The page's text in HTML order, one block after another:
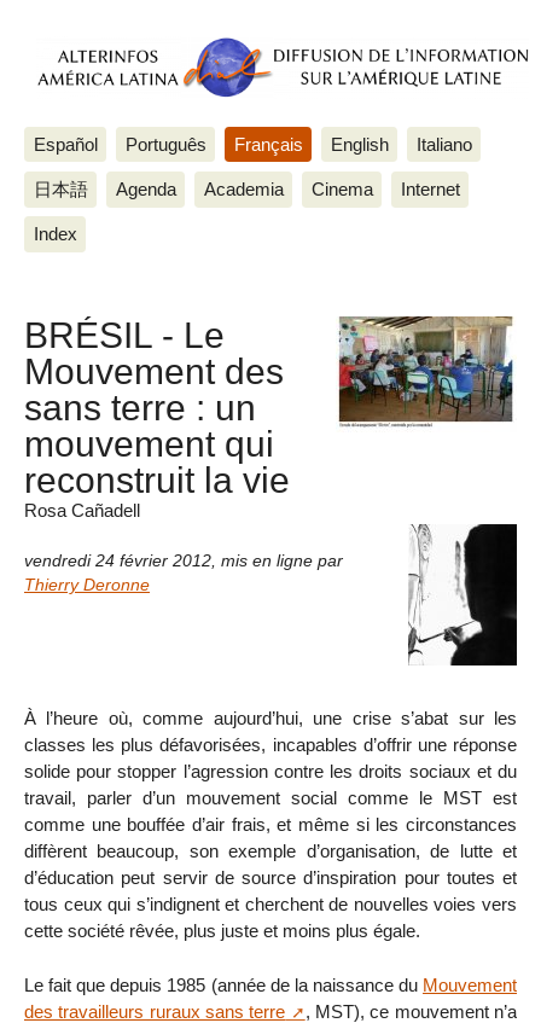
Español Português Français English Italiano
日本語 Agenda Academia Cinema Internet
Index
BRÉSIL - Le
Mouvement des
sans terre : un
mouvement qui
reconstruit la vie
Rosa Cañadell
vendredi 24 février 2012 mis en ligne par
Thierry Deronne
À l’heure où, comme aujourd’hui, une crise s’abat sur les
classes les plus défavorisées, incapables d’offrir une réponse
solide pour stopper l’agression contre les droits sociaux et du
travail, parler d’un mouvement social comme le MST est
comme une bouffée d’air frais, et même si les circonstances
diffèrent beaucoup, son exemple d’organisation, de lutte et
d’éducation peut servir de source d’inspiration pour toutes et
tous ceux qui s’indignent et cherchent de nouvelles voies vers
cette société rêvée, plus juste et moins plus égale.
Le fait que depuis 1985 (année de la naissance du Mouvement
des travailleurs ruraux sans terre
, MST), ce mouvement n’a